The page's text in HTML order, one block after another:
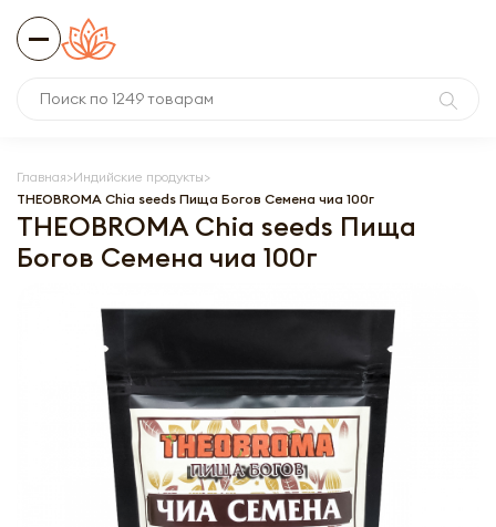
Главная Индийские продукты
THEOBROMA Chia seeds Пища Богов Семена чиа 100г
THEOBROMA Chia seeds Пища
Богов Семена чиа 100г